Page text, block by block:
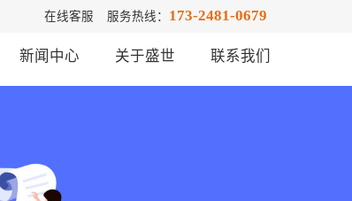
在线客服 服务热线： 173-2481-0679
新闻中心 关于盛世 联系我们